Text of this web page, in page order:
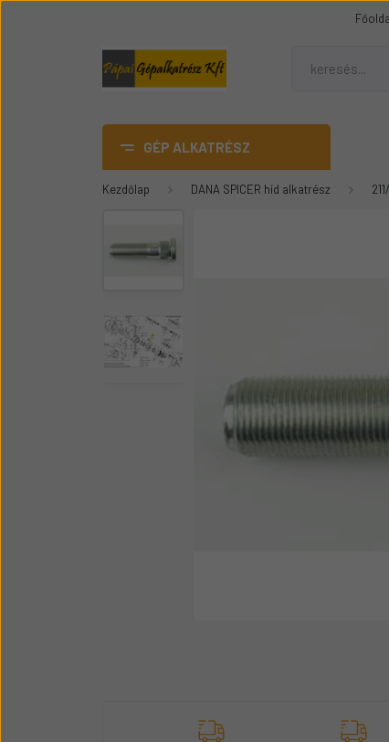
GÉP ALKATRÉSZ
AdBlue
Gumiheveder
üvegek
Épitőipari gépalkatrészek
Teleszkópos rakódó
Üzemanyag adagolók
Motor alkatrész
Kezdőlap DANA SPICER híd alkatrész